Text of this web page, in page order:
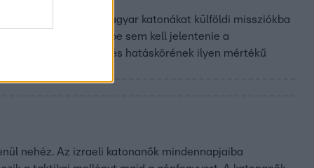
küldhetnek magyar katonákat külföldi missziókba
az ilyen döntéseket be sem kell jelentenie a
az országgyűlés hatáskörének ilyen mértékű
nehéz. Az izraeli katonanők mindennapjaiba